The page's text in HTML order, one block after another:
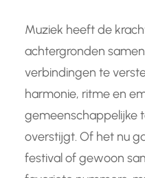
Muziek heeft de
achtergronden
verbindingen te
harmonie, ritme en
gemeenschappelijke
overstijgt. Of het nu
festival of gewoon